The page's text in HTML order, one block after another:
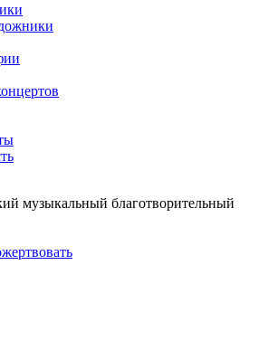
музыкальный благотворительный